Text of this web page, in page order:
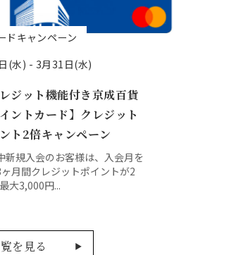
ドキャンペーン
(水) - 3月31日(水)
レジット機能付き京成百貨
ントカード】クレジット
ト2倍キャンペーン
新規入会のお客様は、入会月を
月間クレジットポイントが2
大3,000円...
を見る